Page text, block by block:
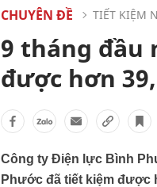
CHUYÊN ĐỀ TIẾT KIỆM
9 tháng đầu
được hơn
Công ty Điện lực Bình
Phước đã tiết kiệm được